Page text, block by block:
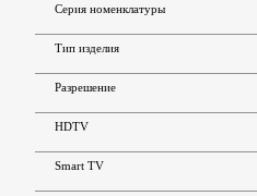
Серия номенклатуры
Тип изделия
Разрешение
HDTV
Smart TV